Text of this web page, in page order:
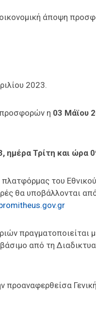
άποψη
2023.
προσφορών η 03 Μάϊου
ημέρα Τρίτη και ώρα
του
θα υποβάλλονται από
από τη
προαναφερθείσα